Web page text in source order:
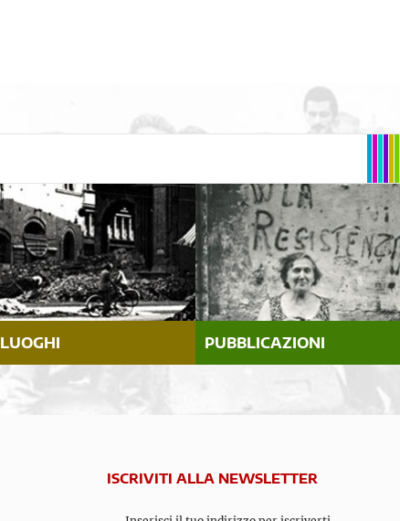
LUOGHI PUBBLICAZIONI
ISCRIVITI ALLA NEWSLETTER